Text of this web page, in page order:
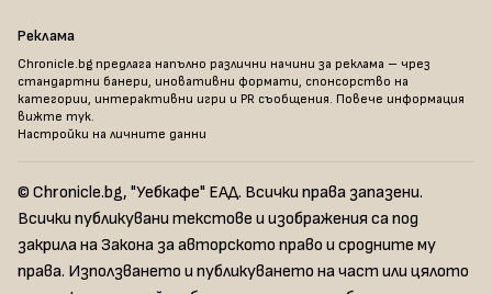
Реклама
Chronicle.bg предлага напълно различни начини за реклама – чрез
стандартни банери, иновативни формати, спонсорство на
категории, интерактивни игри и PR съобщения. Повече информация
вижте тук.
Настройки на личните данни
© Chronicle.bg, "Уебкафе" ЕАД. Всички права запазени.
Всички публикувани текстове и изображения са под
закрила на Закона за авторското право и сродните му
права. Използването и публикуването на част или цялото